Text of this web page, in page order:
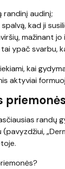
randinį audinį;
kad ji
mažinant jo
ypač svarbu,
kai
aktyviai
randų